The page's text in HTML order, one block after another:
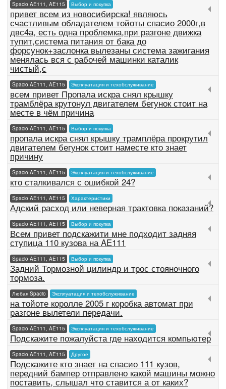
Spacio AE111, AE115 Выбор и покупка
привет всем из новосибирска! являюсь
счастливым обладателем тойоты спасио 2000г,в
двс4а, есть одна проблемка,при разгоне движка
тупит,система питания от бака до
форсунок+заслонка вылезаны система зажигания
менялась вся с рабочей машинки каталик
чистый,с
Spacio AE111, AE115 Эксплуатация и техобслуживание
всем привет Пропала искра снял крышку
трамблёра крутонул двигателем бегунок стоит на
месте в чём причина
Spacio AE111, AE115 Выбор и покупка
пропала искра снял крышку трамплёра прокрутил
двигателем бегунок стоит наместе кто знает
причину
Spacio AE111, AE115 Эксплуатация и техобслуживание
кто сталкивался с ошибкой 24?
Spacio AE111, AE115 Характеристики
Адский расход или неверная трактовка показаний?
Spacio AE111, AE115 Выбор и покупка
Всем привет подскажити мне подходит задняя
ступица 110 кузова на AE111
Spacio AE111, AE115 Выбор и покупка
Задний Тормозной цилиндр и трос стояночного
тормоза.
Любая Spacio Эксплуатация и техобслуживание
на тойоте королле 2005 г коробка автомат при
разгоне вылетели передачи.
Spacio AE111, AE115 Эксплуатация и техобслуживание
Подскажите пожалуйста где находится компьютер
Spacio AE111, AE115 Другое
Подскажите кто знает на спасио 111 кузов,
передний бампер отправлено какой машины можно
поставить, слышал что ставится а от каких?